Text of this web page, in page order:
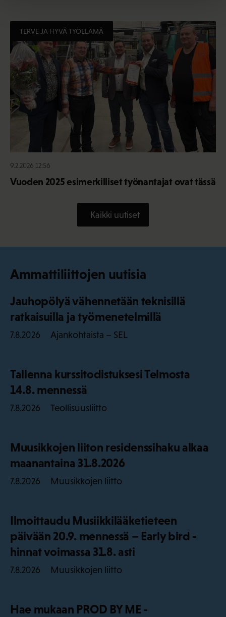
TERVE JA HYVÄ TYÖELÄMÄ
9.2.2026 12:56
Vuoden 2025 esimerkilliset työnantajat ovat tässä
Kaikki uutiset
Ammattiliittojen uutisia
Jauhopölyä vähennetään teknisillä
ratkaisuilla ja työmenetelmillä
7.8.2026 Ajankohtaista – SEL
Tallenna kurssitodistuksesi Telmosta
14.8. mennessä
7.8.2026 Teollisuusliitto
Muusikkojen liiton residenssihaku alkaa
maanantaina 31.8.2026
7.8.2026 Muusikkojen liitto
Ilmoittaudu Musiikkilääketieteen
päivään 20.9. mennessä – Early bird -
hinnat voimassa 31.8. asti
7.8.2026 Muusikkojen liitto
Hae mukaan PROD BY ME -